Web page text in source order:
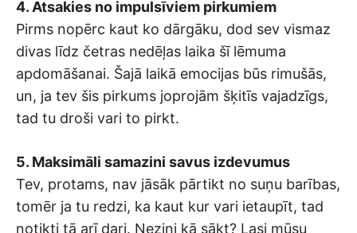
4. Atsakies no impulsīviem pirkumiem
Pirms nopērc kaut ko dārgāku, dod sev vismaz
divas līdz četras nedēļas laika šī lēmuma
apdomāšanai. Šajā laikā emocijas būs rimušās,
un, ja tev šis pirkums joprojām šķitīs vajadzīgs,
tad tu droši vari to pirkt.
5. Maksimāli samazini savus izdevumus
Tev, protams, nav jāsāk pārtikt no suņu barības,
tomēr ja tu redzi, ka kaut kur vari ietaupīt, tad
notikti tā arī dari. Nezini kā sākt? Lasi mūsu